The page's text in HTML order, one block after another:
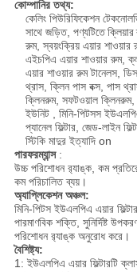
কোম্পানির তথ্য:
কেলিং পিউরিফিকেশন
সাথে জড়িত, পণ্যটিতেক্লিয়ার
রুম, স্বয়ংক্রিয় এয়ার শাওয়ার
এইচপিএ এয়ার শাওয়ার রুম,
এয়ার শাওয়ার রুম টানেলস,
থ্রাস, ক্লিন পাস বক্স, পাস
ক্লিনরুম, সফটওয়াল ক্লিনরুম,
ইউনিট , মিনি-পিটসস
প্যানেল ফিল্টার, জেড-লাইন
স্টিকি মাদুর ইত্যাদি on
পারফরম্যান্স:
উচ্চ পরিশোধন র‌্যাঙ্ক, কম
কম পরিচালিত ব্যয়।
অ্যাপ্লিকেশন অঞ্চল:
মিনি-পিটস ইউএলপিএ এয়ার
পারমাণবিক শক্তি, সুনির্দিষ্ট
পরিশোধন র‌্যাঙ্ক অনুরোধ করে।
বৈশিষ্ট্য:
1: ইউএলপিএ এয়ার ফিল্টারটি